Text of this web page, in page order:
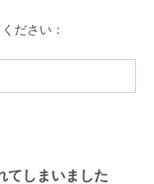
ださい：
てしまいました